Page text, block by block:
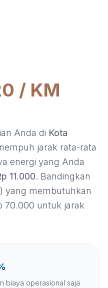
/ KM
Anda di Kota
jarak rata-rata
energi yang Anda
11.000. Bandingkan
yang membutuhkan
70.000 untuk jarak
biaya operasional saja